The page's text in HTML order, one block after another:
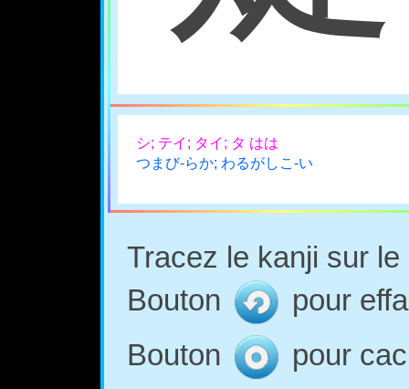
シ; テイ; タイ; タ はは
つまび-らか; わるがしこ-い
Tracez le kanji sur
Bouton
pour
Bouton
pour